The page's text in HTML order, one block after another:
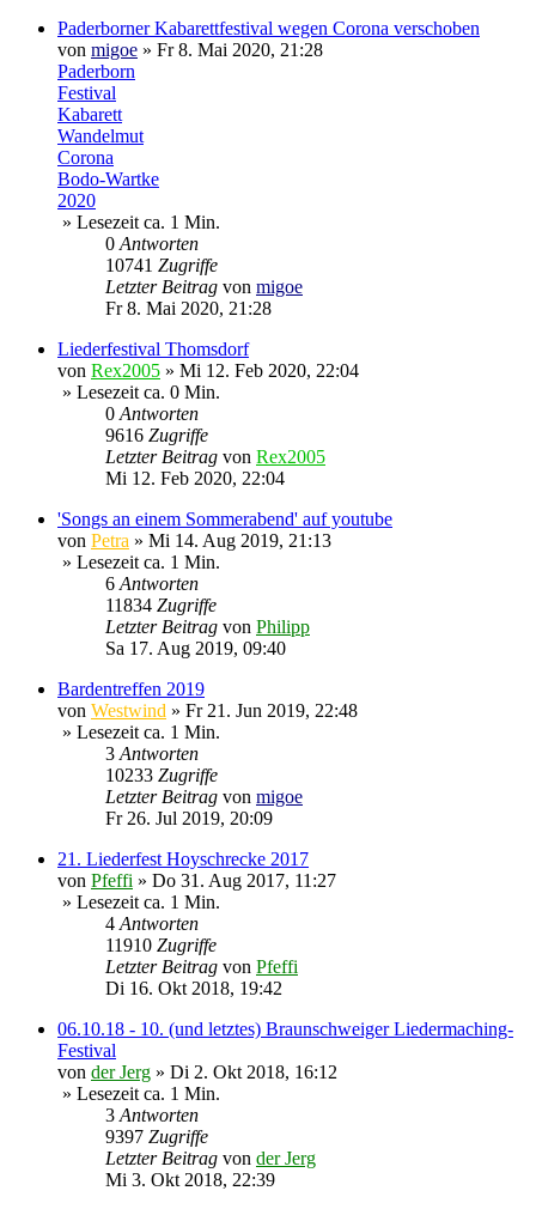
Paderborner Kabarettfestival wegen Corona verschoben
von migoe » Fr 8. Mai 2020, 21:28
Paderborn
Festival
Kabarett
Wandelmut
Corona
Bodo-Wartke
2020
» Lesezeit ca. 1 Min.
0Antworten
10741 Zugriffe
Letzter Beitrag von migoe
Fr 8. Mai 2020, 21:28
Liederfestival Thomsdorf
von Rex2005 » Mi 12. Feb 2020, 22:04
» Lesezeit ca. 0 Min.
0Antworten
9616 Zugriffe
Letzter Beitrag von Rex2005
Mi 12. Feb 2020, 22:04
'Songs an einem Sommerabend' auf youtube
von Petra » Mi 14. Aug 2019, 21:13
» Lesezeit ca. 1 Min.
6Antworten
11834 Zugriffe
Letzter Beitrag von Philipp
Sa 17. Aug 2019, 09:40
Bardentreffen 2019
von Westwind » Fr 21. Jun 2019, 22:48
» Lesezeit ca. 1 Min.
3Antworten
10233 Zugriffe
Letzter Beitrag von migoe
Fr 26. Jul 2019, 20:09
21. Liederfest Hoyschrecke 2017
von Pfeffi » Do 31. Aug 2017, 11:27
» Lesezeit ca. 1 Min.
4Antworten
11910 Zugriffe
Letzter Beitrag von Pfeffi
Di 16. Okt 2018, 19:42
06.10.18 - 10. (und letztes) Braunschweiger Liedermaching-
Festival
von der Jerg » Di 2. Okt 2018, 16:12
» Lesezeit ca. 1 Min.
3Antworten
9397 Zugriffe
Letzter Beitrag von der Jerg
Mi 3. Okt 2018, 22:39